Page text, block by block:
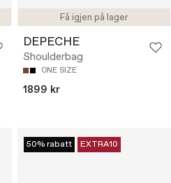
Få igjen på lager
DEPECHE
Shoulderbag
ONE SIZE
1899 kr
50% rabatt EXTRA10